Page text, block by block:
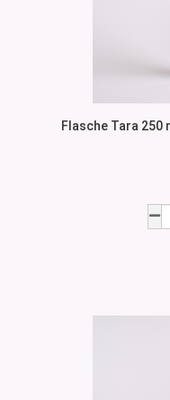
Flasche Tara 250